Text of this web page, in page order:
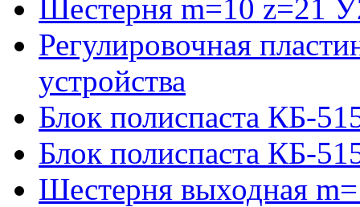
Шестерня m=10 z=21
Регулировочная
устройства
Блок полиспаста КБ-
Блок полиспаста КБ-
Шестерня выходная